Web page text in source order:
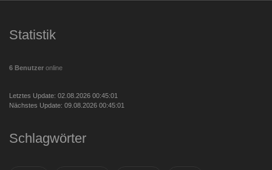
Statistik
6 Benutzer online
Letztes Update: 02.08.2026 00:45:01
Nächstes Update: 09.08.2026 00:45:01
Schlagwörter